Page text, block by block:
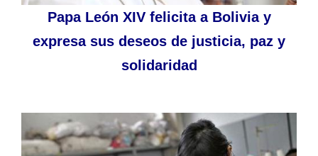
Papa León XIV felicita a Bolivia y
expresa sus deseos de justicia, paz y
solidaridad